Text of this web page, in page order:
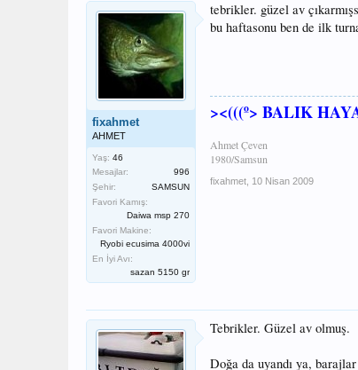
fixahmet
AHMET
Yaş: 46
Mesajlar:
996
Şehir:
SAMSUN
Favori Kamış:
Daiwa msp 270
Favori Makine:
Ryobi ecusima 4000vi
En İyi Avı:
sazan 5150 gr
tebrikler. güzel av
bu haftasonu ben de ilk
><(((º> BALIK
Ahmet Çeven
1980/Samsun
fixahmet 10 Nisan 2009
Tebrikler. Güzel av olmuş.
Doğa da uyandı ya,